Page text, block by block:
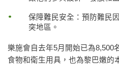
保障難民安全：預防難民
突地區。
樂施會自去年5月開始已為8,500
食物和衛生用具，也為黎巴嫩的